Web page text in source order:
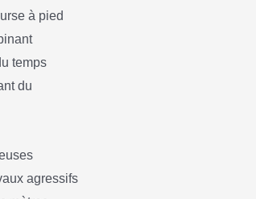
à pied
temps
du
agressifs